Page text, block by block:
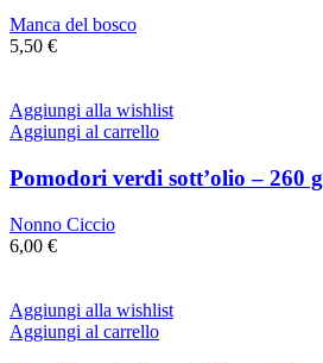
Manca del bosco
5,50 €
Aggiungi alla wishlist
Aggiungi al carrello
Pomodori verdi sott’olio – 260 g
Nonno Ciccio
6,00 €
Aggiungi alla wishlist
Aggiungi al carrello